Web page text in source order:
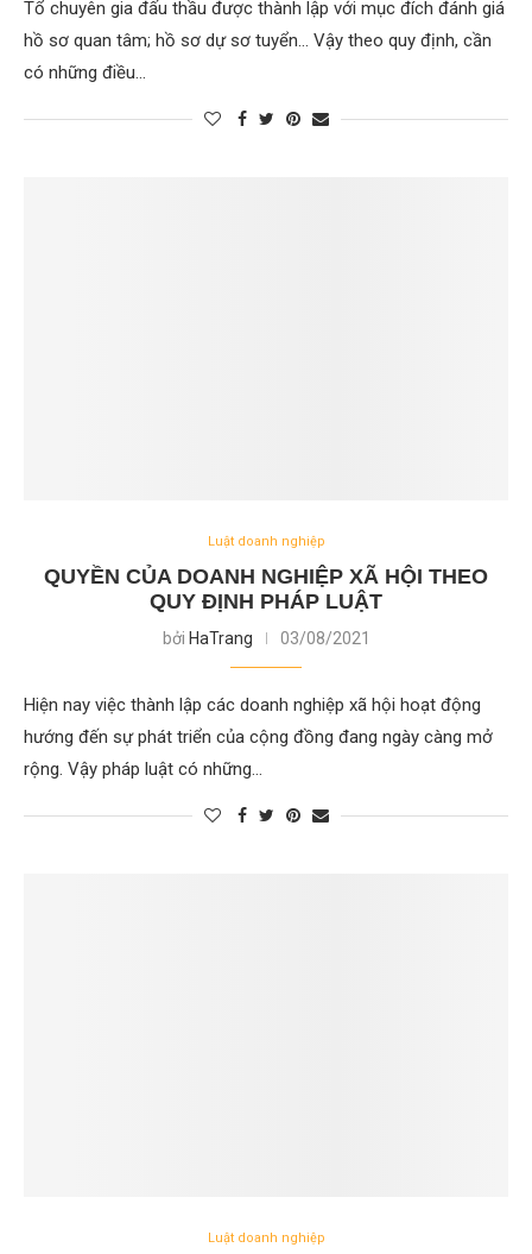
Tổ chuyên gia đấu thầu được thành lập với mục đích đánh giá
hồ sơ quan tâm; hồ sơ dự sơ tuyển… Vậy theo quy định, cần
có những điều…
Luật doanh nghiệp
QUYỀN CỦA DOANH NGHIỆP XÃ HỘI THEO
QUY ĐỊNH PHÁP LUẬT
bởi HaTrang 03/08/2021
Hiện nay việc thành lập các doanh nghiệp xã hội hoạt động
hướng đến sự phát triển của cộng đồng đang ngày càng mở
rộng. Vậy pháp luật có những…
Luật doanh nghiệp